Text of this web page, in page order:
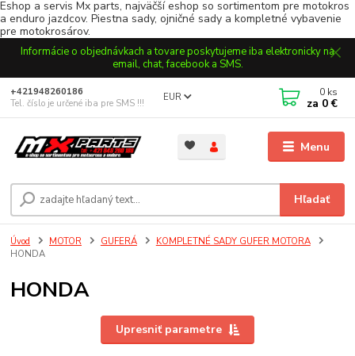
Eshop a servis Mx parts, najväčší eshop so sortimentom pre motokros
a enduro jazdcov. Piestna sady, ojničné sady a kompletné vybavenie
pre motokrosárov.
Informácie o objednávkach a tovare poskytujeme iba elektronicky na
email, chat, facebook a SMS.
Menu
EUR
Hľadať
+421948260186
Tel. číslo je určené iba pre SMS !!!
0 ks
za 0 €
Úvod MOTOR GUFERÁ
KOMPLETNÉ SADY GUFER MOTORA
HONDA
HONDA
Upresniť parametre